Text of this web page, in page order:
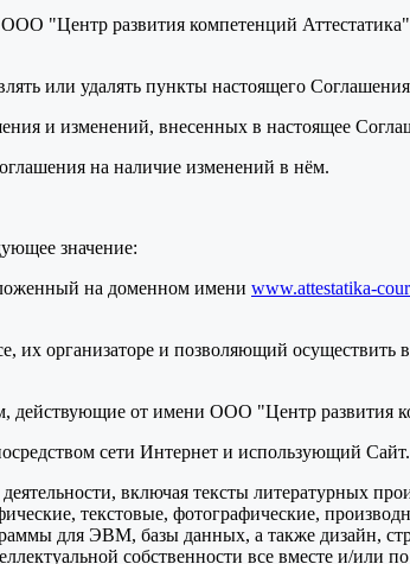
"Центр развития компетенций
или удалять пункты настоящего
и изменений, внесенных в настоящее
на наличие изменений в нём.
значение:
на доменном имени www.attestatika-
организаторе и позволяющий осуществить
действующие от имени ООО "Центр развития
сети Интернет и использующий Сайт.
включая тексты литературных
текстовые, фотографические,
для ЭВМ, базы данных, а также дизайн,
собственности все вместе и/или